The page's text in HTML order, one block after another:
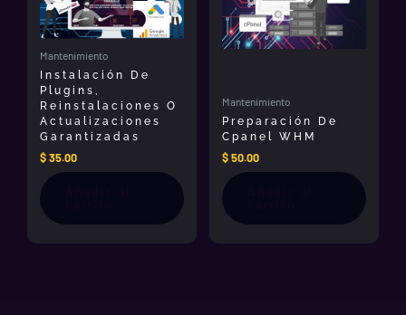
Mantenimiento
Instalación De
Plugins,
Reinstalaciones O
Actualizaciones
Garantizadas
$35.00
Mantenimiento
Preparación De
Cpanel WHM
$50.00